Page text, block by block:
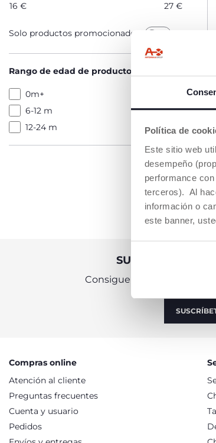
Política de
Este sitio web
desempeño
performance
terceros). Al
información o
este banner,
16 € 27 €
Solo productos promocionados
Rango de edad de productos
0m+
6-12 m
12-24 m
SUSCRÍBETE A LA
Consigue 10€ de
Compras online
Atención al cliente
Preguntas frecuentes
Cuenta y usuario
Pedidos